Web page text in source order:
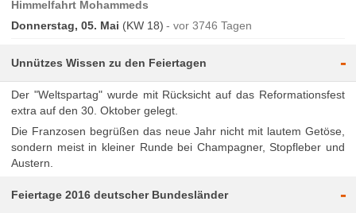
Himmelfahrt Mohammeds
Donnerstag, 05. Mai (KW 18) vor 3746 Tagen
Unnützes Wissen zu den Feiertagen -
Der "Weltspartag" wurde mit Rücksicht auf das Reformationsfest
extra auf den 30. Oktober gelegt.
Die Franzosen begrüßen das neue Jahr nicht mit lautem Getöse,
sondern meist in kleiner Runde bei Champagner, Stopfleber und
Austern.
Feiertage 2016 deutscher Bundesländer -